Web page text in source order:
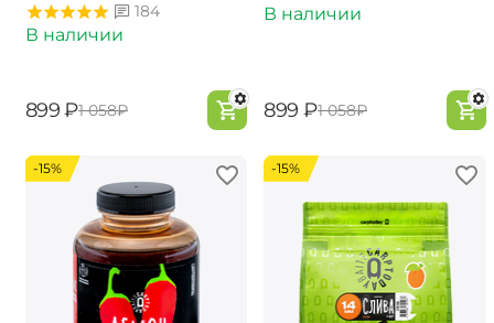
184
В наличии
‍899‍ ₽‍1 058‍₽
В наличии
‍899‍ ₽‍1 058‍₽
-15% -15%